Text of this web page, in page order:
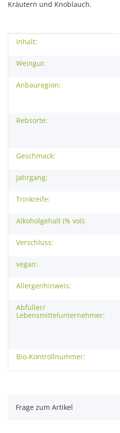
Kräutern und Knoblauch.
Produkteigenschaft
Wert
Inhalt:
Weingut:
Anbauregion:
Rebsorte:
Geschmack:
Jahrgang:
Trinkreife:
Alkoholgehalt (% vol):
Verschluss:
vegan:
Allergenhinweis:
Abfüller/
Lebensmittelunternehmer:
Bio-Kontrollnummer:
Frage zum Artikel